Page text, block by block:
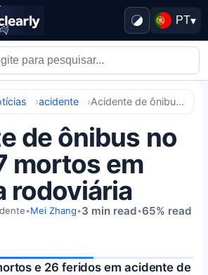
PT▾
acidente Acidente de ônibus no Peru: 37 mortos em tragédia rodoviária
de ônibus no
mortos em
rodoviária
•Mei Zhang•3 min read•65% read
e 26 feridos em acidente de